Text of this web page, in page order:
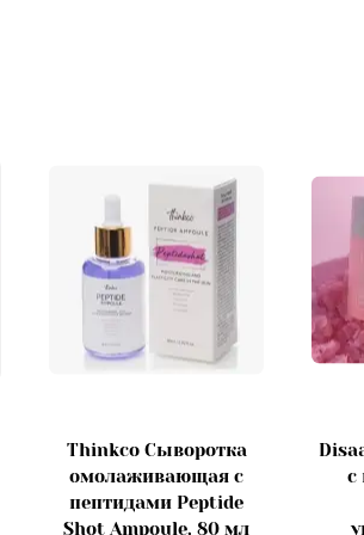
Thinkco Сыворотка
омолаживающая с
пептидами Peptide
Shot Ampoule, 80 мл
с